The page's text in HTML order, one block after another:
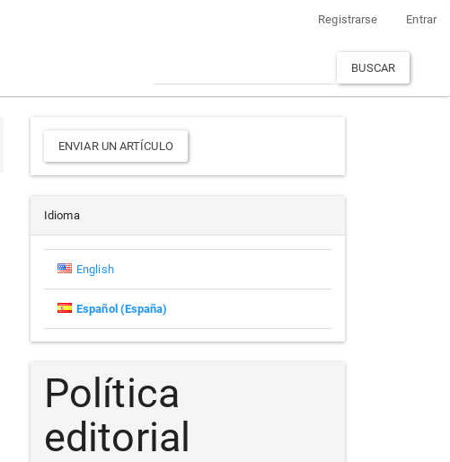
Registrarse Entrar
BUSCAR
Enviar
un
artículo
ENVIAR UN ARTÍCULO
Idioma
English
Español (España)
Política
editorial